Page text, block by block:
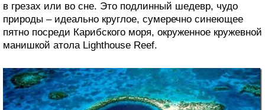
в грезах или во сне. Это подлинный шедевр, чудо
природы – идеально круглое, сумеречно синеющее
пятно посреди Карибского моря, окруженное кружевной
манишкой атола Lighthouse Reef.